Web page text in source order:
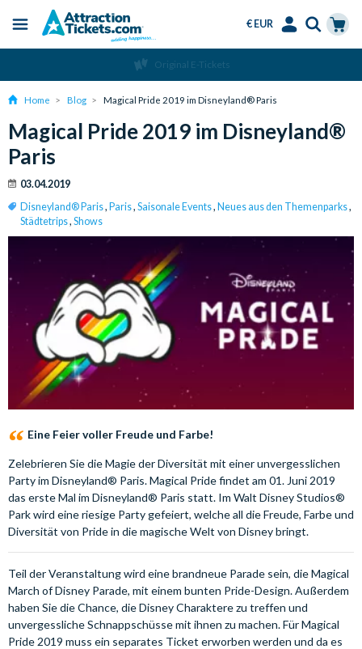
content
Menu
€ EUR
Original E-Tickets
Home Blog Magical Pride 2019 im Disneyland® Paris
Magical Pride 2019 im Disneyland®
Paris
03.04.2019
Disneyland® Paris, Paris, Saisonale Events, Neues aus den Themenparks,
Städtetrips, Shows
Eine Feier voller Freude und Farbe!
Zelebrieren Sie die Magie der Diversität mit einer unvergesslichen
Party im Disneyland® Paris. Magical Pride findet am 01. Juni 2019
das erste Mal im Disneyland® Paris statt. Im Walt Disney Studios®
Park wird eine riesige Party gefeiert, welche all die Freude, Farbe und
Diversität von Pride in die magische Welt von Disney bringt.
Teil der Veranstaltung wird eine brandneue Parade sein, die Magical
March of Disney Parade, mit einem bunten Pride-Design. Außerdem
haben Sie die Chance, die Disney Charaktere zu treffen und
unvergessliche Schnappschüsse mit ihnen zu machen. Für Magical
Pride 2019 muss ein separates Ticket erworben werden und da es